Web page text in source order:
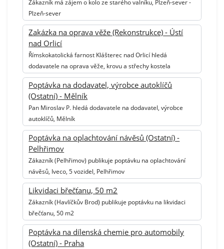
Zákazník má zájem o kolo ze starého valníku, Plzeň-sever -
Plzeň-sever
Zakázka na oprava věže (Rekonstrukce) - Ústí
nad Orlicí
Římskokatolická farnost Klášterec nad Orlicí hledá
dodavatele na oprava věže, krovu a střechy kostela
Poptávka na dodavatel, výrobce autoklíčů
(Ostatní) - Mělník
Pan Miroslav P. hledá dodavatele na dodavatel, výrobce
autoklíčů, Mělník
Poptávka na oplachtování návěsů (Ostatní) -
Pelhřimov
Zákazník (Pelhřimov) publikuje poptávku na oplachtování
návěsů, Iveco, 5 vozidel, Pelhřimov
Likvidaci břečťanu, 50 m2
Zákazník (Havlíčkův Brod) publikuje poptávku na likvidaci
břečťanu, 50 m2
Poptávka na dílenská chemie pro automobily
(Ostatní) - Praha